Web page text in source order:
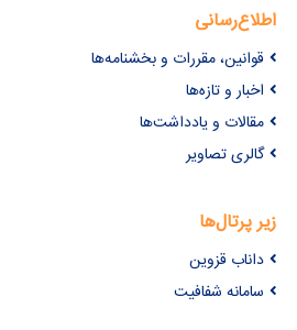
اطلاع‌رسانی
قوانین، مقررات و بخشنامه‌ها
اخبار و تازه‌ها
مقالات و یادداشت‌ها
گالری تصاویر
زیر پرتال‌ها
داناب قزوین
سامانه شفافیت